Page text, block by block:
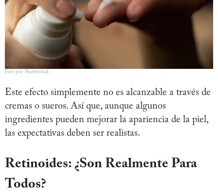
Foto por: Shutterstock
Este efecto simplemente no es alcanzable a través de
cremas o sueros. Así que, aunque algunos
ingredientes pueden mejorar la apariencia de la piel,
las expectativas deben ser realistas.
Retinoides: ¿Son Realmente Para
Todos?